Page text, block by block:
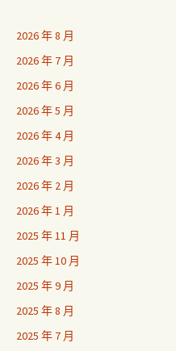
2026 年 8 月
2026 年 7 月
2026 年 6 月
2026 年 5 月
2026 年 4 月
2026 年 3 月
2026 年 2 月
2026 年 1 月
2025 年 11 月
2025 年 10 月
2025 年 9 月
2025 年 8 月
2025 年 7 月